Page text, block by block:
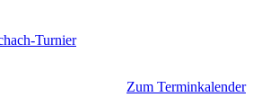
Turnier
Zum Terminkalender